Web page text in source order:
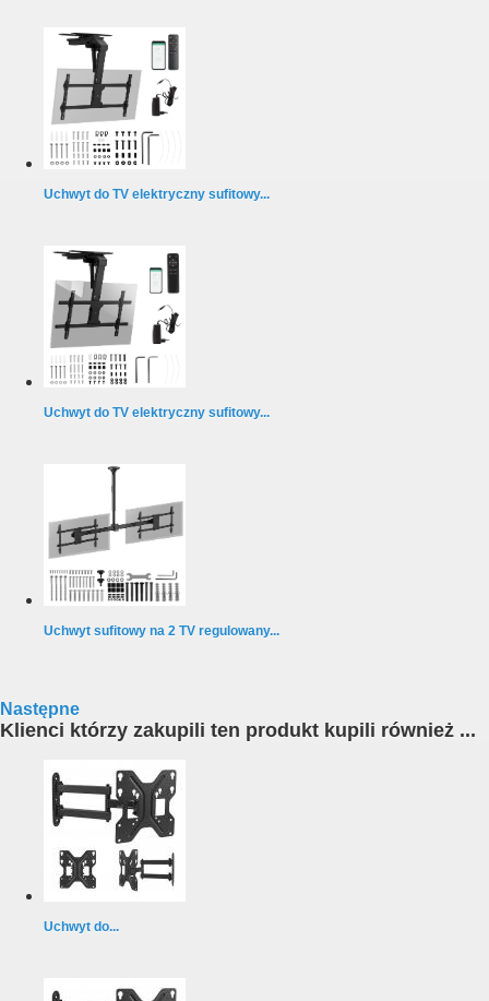
Uchwyt do TV elektryczny sufitowy...
Uchwyt do TV elektryczny sufitowy...
Uchwyt sufitowy na 2 TV regulowany...
Następne
Klienci którzy zakupili ten produkt kupili również ...
Uchwyt do...